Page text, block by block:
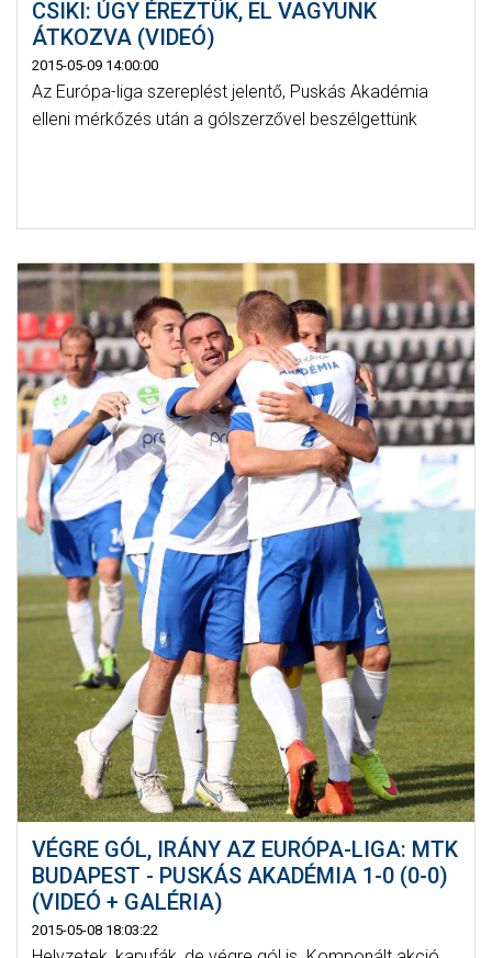
CSIKI: ÚGY ÉREZTÜK, EL VAGYUNK
ÁTKOZVA (VIDEÓ)
2015-05-09 14:00:00
Az Európa-liga szereplést jelentő, Puskás Akadémia
elleni mérkőzés után a gólszerzővel beszélgettünk
VÉGRE GÓL, IRÁNY AZ EURÓPA-LIGA: MTK
BUDAPEST - PUSKÁS AKADÉMIA 1-0 (0-0)
(VIDEÓ + GALÉRIA)
2015-05-08 18:03:22